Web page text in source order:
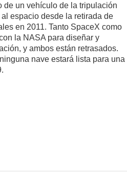
de un vehículo de la tripulación
espacio desde la retirada de
en 2011. Tanto SpaceX como
la NASA para diseñar y
y ambos están retrasados.
nave estará lista para una